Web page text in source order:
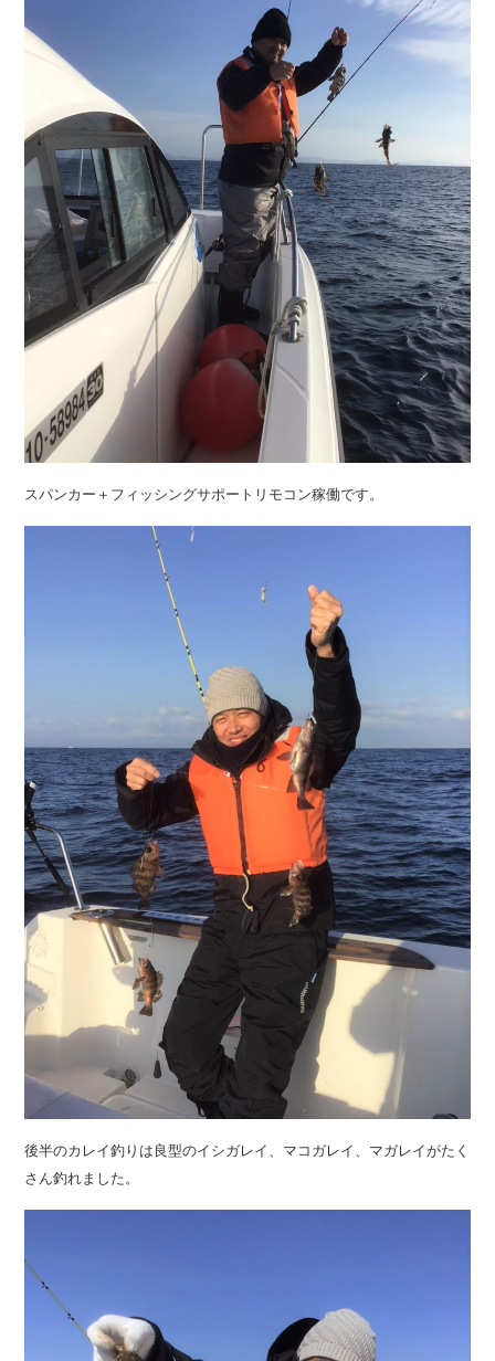
スパンカー＋フィッシングサポートリモコン稼働です。
後半のカレイ釣りは良型のイシガレイ、マコガレイ、マガレイがたく
さん釣れました。